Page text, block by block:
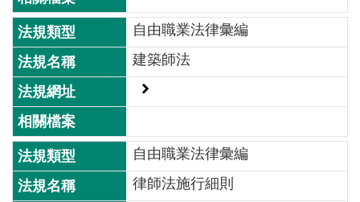
自由職業法律彙編
建築師法
自由職業法律彙編
律師法施行細則